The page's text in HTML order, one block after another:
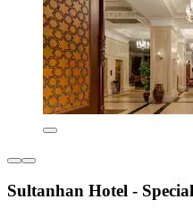
Sultanhan Hotel -